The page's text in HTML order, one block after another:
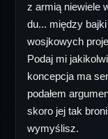
z armią niewiele
du... między
wosjkowych
Podaj mi
koncepcja ma
podałem
skoro jej tak
wymyślisz.